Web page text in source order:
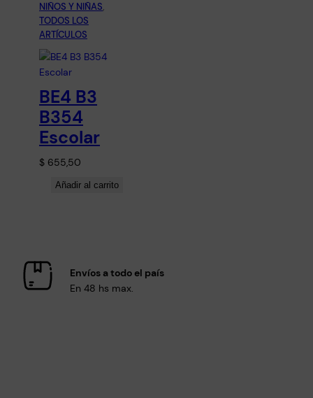
NIÑOS Y NIÑAS
TODOS LOS
ARTÍCULOS
BE4 B3
B354
Escolar
$ 655,50
Añadir al carrito
Envíos a todo el país
En 48 hs max.